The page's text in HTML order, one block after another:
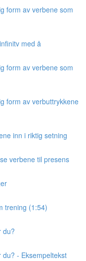
form av verbene som
med å
form av verbene som
form av verbuttrykkene
inn i riktig setning
verbene til presens
trening (1:54)
du?
du? - Eksempeltekst